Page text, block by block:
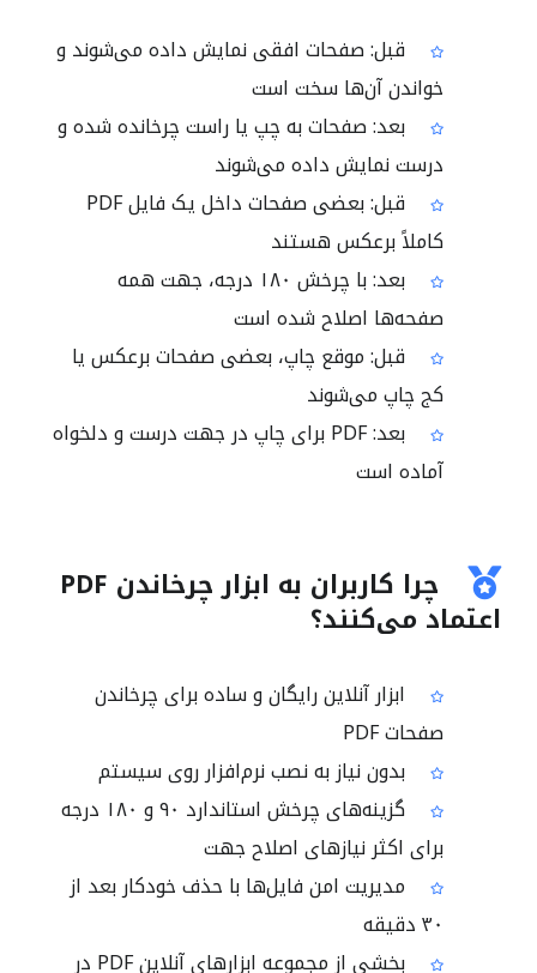
قبل: صفحات افقی نمایش داده می‌شوند و
خواندن آن‌ها سخت است
بعد: صفحات به چپ یا راست چرخانده شده و
درست نمایش داده می‌شوند
قبل: بعضی صفحات داخل یک فایل PDF
کاملاً برعکس هستند
بعد: با چرخش ۱۸۰ درجه، جهت همه
صفحه‌ها اصلاح شده است
قبل: موقع چاپ، بعضی صفحات برعکس یا
کج چاپ می‌شوند
بعد: PDF برای چاپ در جهت درست و دلخواه
آماده است
چرا کاربران به ابزار چرخاندن PDF
اعتماد می‌کنند؟
ابزار آنلاین رایگان و ساده برای چرخاندن
صفحات PDF
بدون نیاز به نصب نرم‌افزار روی سیستم
گزینه‌های چرخش استاندارد ۹۰ و ۱۸۰ درجه
برای اکثر نیازهای اصلاح جهت
مدیریت امن فایل‌ها با حذف خودکار بعد از
۳۰ دقیقه
بخشی از مجموعه ابزارهای آنلاین PDF در